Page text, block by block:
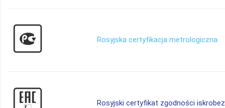
Rosyjska certyfikacja metrologiczna
Rosyjski certyfikat zgodności